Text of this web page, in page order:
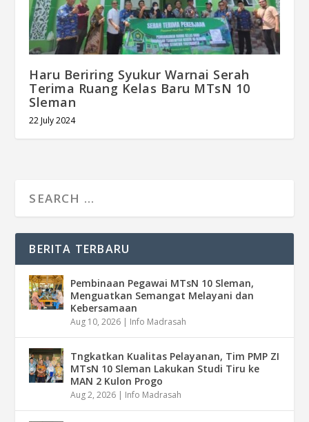
Haru Beriring Syukur Warnai Serah
Terima Ruang Kelas Baru MTsN 10
Sleman
22 July 2024
BERITA TERBARU
Pembinaan Pegawai MTsN 10 Sleman,
Menguatkan Semangat Melayani dan
Kebersamaan
Aug 10, 2026 | Info Madrasah
Tngkatkan Kualitas Pelayanan, Tim PMP ZI
MTsN 10 Sleman Lakukan Studi Tiru ke
MAN 2 Kulon Progo
Aug 2, 2026 | Info Madrasah